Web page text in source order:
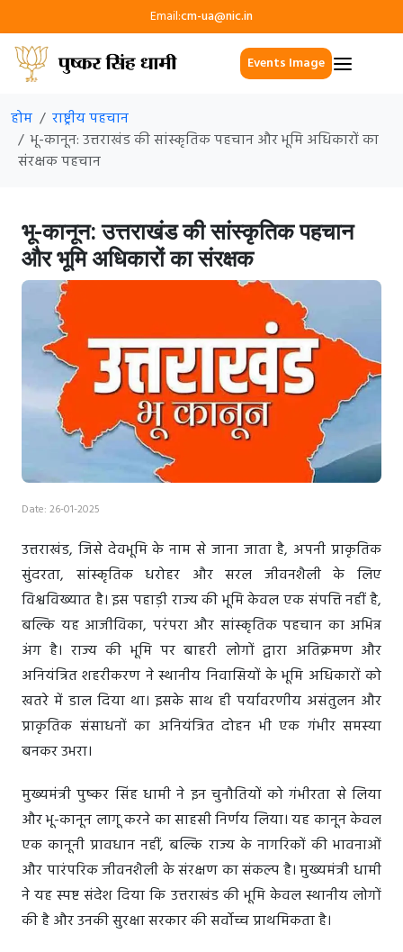
Email:cm-ua@nic.in
Events Image
होम
राष्ट्रीय पहचान
भू-कानून: उत्तराखंड की सांस्कृतिक पहचान और भूमि अधिकारों का
संरक्षक पहचान
भू-कानून: उत्तराखंड की सांस्कृतिक पहचान
और भूमि अधिकारों का संरक्षक
Date: 26-01-2025
उत्तराखंड, जिसे देवभूमि के नाम से जाना जाता है, अपनी प्राकृतिक
सुंदरता, सांस्कृतिक धरोहर और सरल जीवनशैली के लिए
विश्वविख्यात है। इस पहाड़ी राज्य की भूमि केवल एक संपत्ति नहीं है,
बल्कि यह आजीविका, परंपरा और सांस्कृतिक पहचान का अभिन्न
अंग है। राज्य की भूमि पर बाहरी लोगों द्वारा अतिक्रमण और
अनियंत्रित शहरीकरण ने स्थानीय निवासियों के भूमि अधिकारों को
खतरे में डाल दिया था। इसके साथ ही पर्यावरणीय असंतुलन और
प्राकृतिक संसाधनों का अनियंत्रित दोहन भी एक गंभीर समस्या
बनकर उभरा।
मुख्यमंत्री पुष्कर सिंह धामी ने इन चुनौतियों को गंभीरता से लिया
और भू-कानून लागू करने का साहसी निर्णय लिया। यह कानून केवल
एक कानूनी प्रावधान नहीं, बल्कि राज्य के नागरिकों की भावनाओं
और पारंपरिक जीवनशैली के संरक्षण का संकल्प है। मुख्यमंत्री धामी
ने यह स्पष्ट संदेश दिया कि उत्तराखंड की भूमि केवल स्थानीय लोगों
की है और उनकी सुरक्षा सरकार की सर्वोच्च प्राथमिकता है।